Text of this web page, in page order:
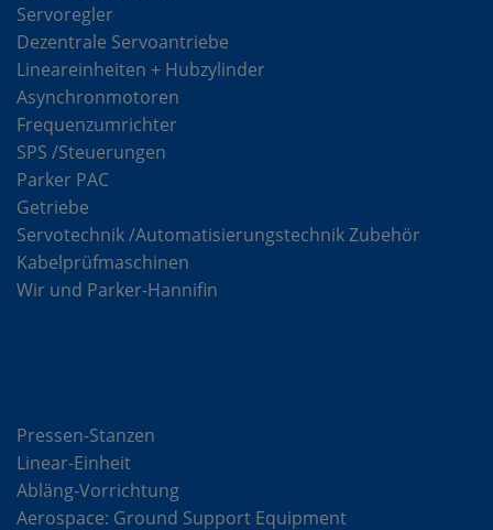
Servoregler
Dezentrale Servoantriebe
Lineareinheiten + Hubzylinder
Asynchronmotoren
Frequenzumrichter
SPS /Steuerungen
Parker PAC
Getriebe
Servotechnik /Automatisierungstechnik Zubehör
Kabelprüfmaschinen
Wir und Parker-Hannifin
Pressen-Stanzen
Linear-Einheit
Abläng-Vorrichtung
Aerospace: Ground Support Equipment